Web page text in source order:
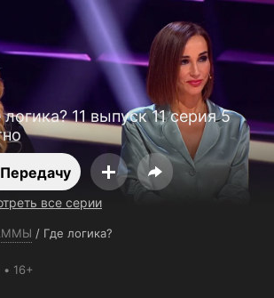
11 выпуск 11 серия 5
все серии
/ Где логика?
16+
соглашение
Открыть приложение